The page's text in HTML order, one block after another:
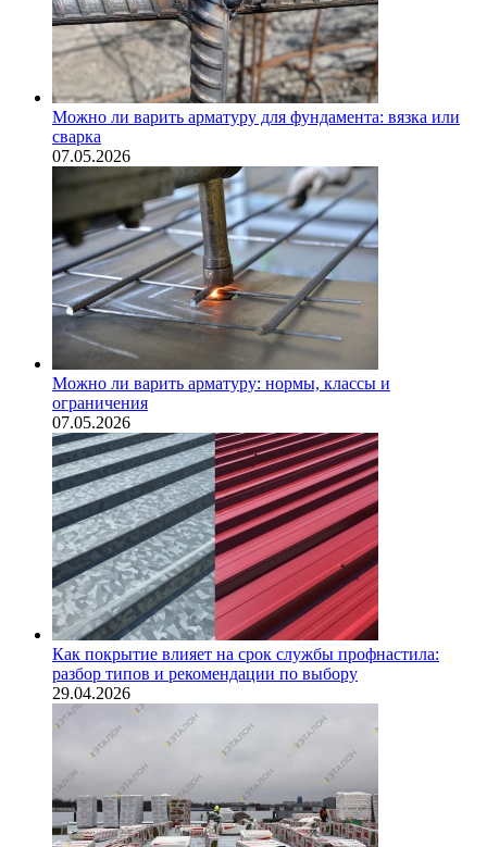
Можно ли варить арматуру для фундамента: вязка или
сварка
07.05.2026
Можно ли варить арматуру: нормы, классы и
ограничения
07.05.2026
Как покрытие влияет на срок службы профнастила:
разбор типов и рекомендации по выбору
29.04.2026